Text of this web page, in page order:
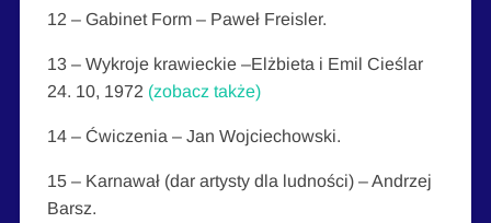
12 – Gabinet Form – Paweł Freisler.
13 – Wykroje krawieckie –Elżbieta i Emil Cieślar
24. 10, 1972 (zobacz także)
14 – Ćwiczenia – Jan Wojciechowski.
15 – Karnawał (dar artysty dla ludności) – Andrzej
Barsz.